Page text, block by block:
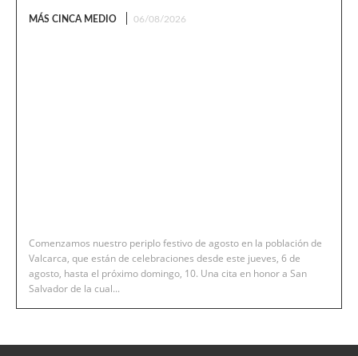
MÁS CINCA MEDIO 06/08/2026
Comenzamos nuestro periplo festivo de agosto en la población de
Valcarca, que están de celebraciones desde este jueves, 6 de
agosto, hasta el próximo domingo, 10. Una cita en honor a San
Salvador de la cual...